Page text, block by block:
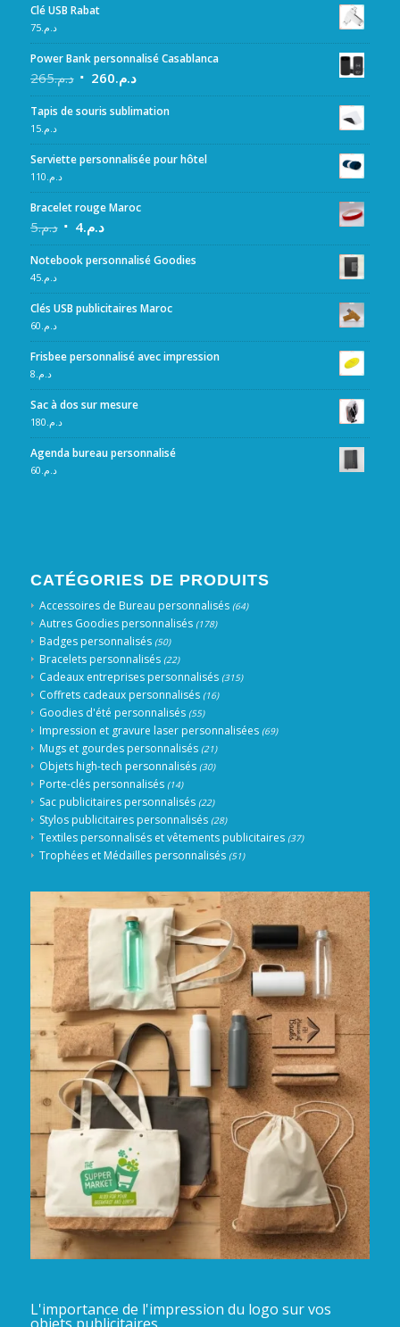
Clé USB Rabat
د.م.75
Power Bank personnalisé Casablanca
د.م.265 د.م.260
Tapis de souris sublimation
د.م.15
Serviette personnalisée pour hôtel
د.م.110
Bracelet rouge Maroc
د.م.5 د.م.4
Notebook personnalisé Goodies
د.م.45
Clés USB publicitaires Maroc
د.م.60
Frisbee personnalisé avec impression
د.م.8
Sac à dos sur mesure
د.م.180
Agenda bureau personnalisé
د.م.60
CATÉGORIES DE PRODUITS
Accessoires de Bureau personnalisés (64)
Autres Goodies personnalisés (178)
Badges personnalisés (50)
Bracelets personnalisés (22)
Cadeaux entreprises personnalisés (315)
Coffrets cadeaux personnalisés (16)
Goodies d'été personnalisés (55)
Impression et gravure laser personnalisées (69)
Mugs et gourdes personnalisés (21)
Objets high-tech personnalisés (30)
Porte-clés personnalisés (14)
Sac publicitaires personnalisés (22)
Stylos publicitaires personnalisés (28)
Textiles personnalisés et vêtements publicitaires (37)
Trophées et Médailles personnalisés (51)
L'importance de l'impression du logo sur vos